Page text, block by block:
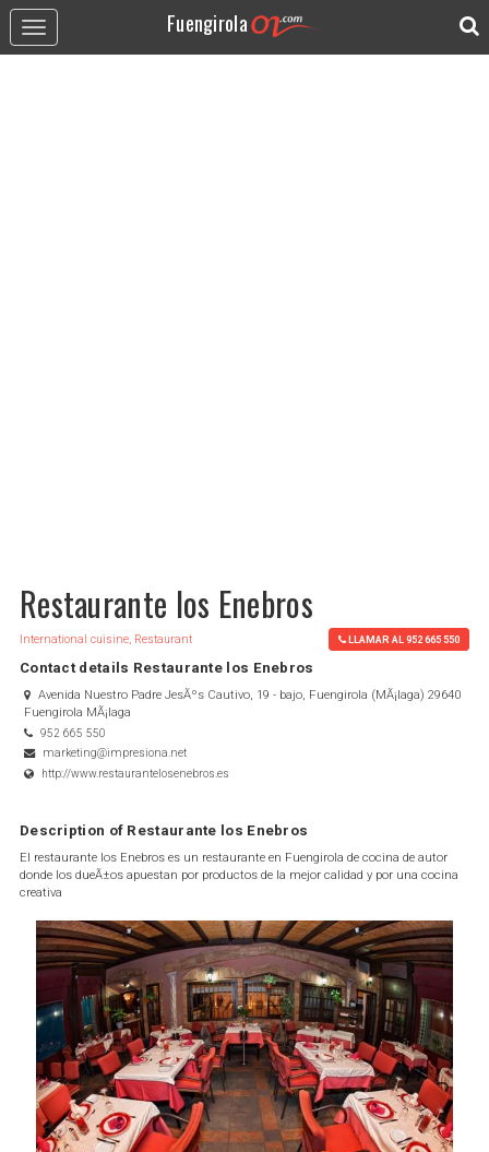
Toggle
navigation
Fuengirola
Restaurante los Enebros
International cuisine, Restaurant LLAMAR AL 952 665 550
Contact details Restaurante los Enebros
Avenida Nuestro Padre JesÃºs Cautivo, 19 - bajo, Fuengirola (MÃ¡laga) 29640
Fuengirola MÃ¡laga
952 665 550
marketing@impresiona.net
http://www.restaurantelosenebros.es
Description of Restaurante los Enebros
El restaurante los Enebros es un restaurante en Fuengirola de cocina de autor
donde los dueÃ±os apuestan por productos de la mejor calidad y por una cocina
creativa